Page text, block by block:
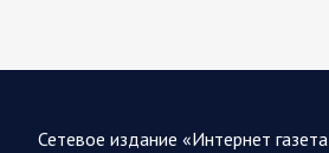
07.08.2026 10:51
Мир
годаСетевое издание «Интернет газета